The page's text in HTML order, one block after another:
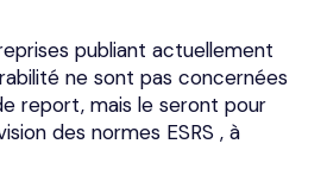
publiant actuellement
ne sont pas concernées
report, mais le seront pour
des normes ESRS , à